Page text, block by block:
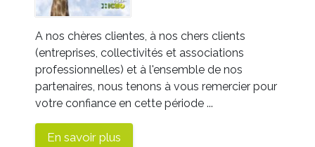
A nos chères clientes, à nos chers clients
(entreprises, collectivités et associations
professionnelles) et à l'ensemble de nos
partenaires, nous tenons à vous remercier pour
votre confiance en cette période ...
En savoir plus